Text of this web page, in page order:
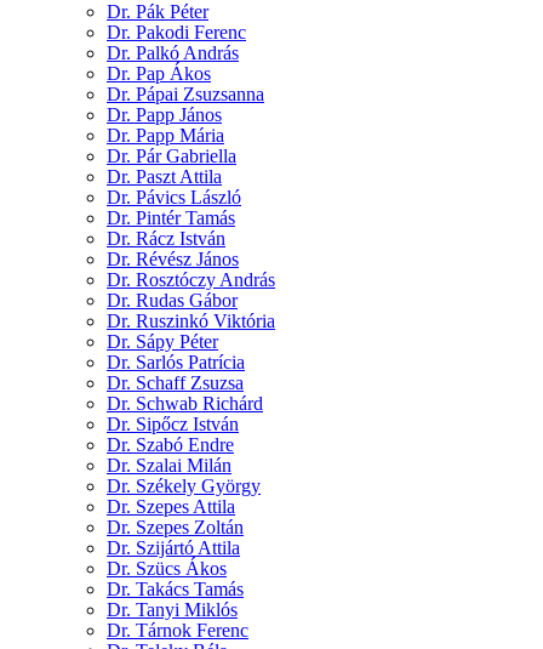
Dr. Pák Péter
Dr. Pakodi Ferenc
Dr. Palkó András
Dr. Pap Ákos
Dr. Pápai Zsuzsanna
Dr. Papp János
Dr. Papp Mária
Dr. Pár Gabriella
Dr. Paszt Attila
Dr. Pávics László
Dr. Pintér Tamás
Dr. Rácz István
Dr. Révész János
Dr. Rosztóczy András
Dr. Rudas Gábor
Dr. Ruszinkó Viktória
Dr. Sápy Péter
Dr. Sarlós Patrícia
Dr. Schaff Zsuzsa
Dr. Schwab Richárd
Dr. Sipőcz István
Dr. Szabó Endre
Dr. Szalai Milán
Dr. Székely György
Dr. Szepes Attila
Dr. Szepes Zoltán
Dr. Szijártó Attila
Dr. Szücs Ákos
Dr. Takács Tamás
Dr. Tanyi Miklós
Dr. Tárnok Ferenc